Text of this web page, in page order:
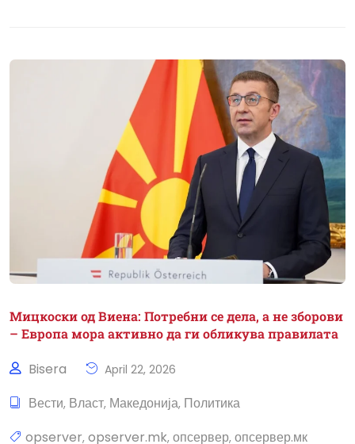
Мицкоски од Виена: Потребни се дела, а не зборови
– Европа мора активно да ги обликува правилата
Bisera April 22, 2026
Вести, Власт, Македонија, Политика
opserver, opserver.mk, опсервер, опсервер.мк